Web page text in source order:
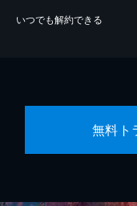
いつでも解約できる
無料ト